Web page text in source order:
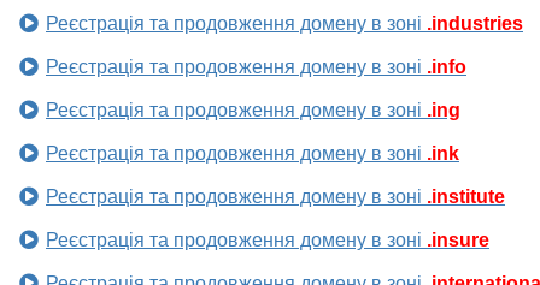
Реєстрація та продовження домену в зоні .industries
Реєстрація та продовження домену в зоні .info
Реєстрація та продовження домену в зоні .ing
Реєстрація та продовження домену в зоні .ink
Реєстрація та продовження домену в зоні .institute
Реєстрація та продовження домену в зоні .insure